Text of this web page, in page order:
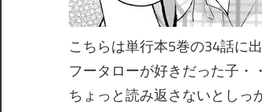
こちらは単行本5巻の34話に
フータローが好きだった子・
ちょっと読み返さないとしっ